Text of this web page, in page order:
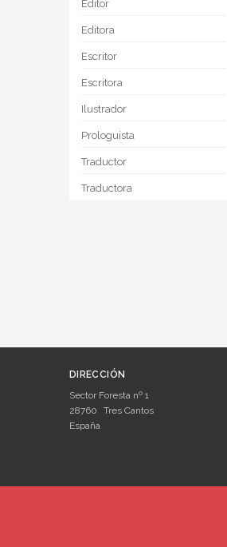
Editor
Editora
Escritor
Escritora
Ilustrador
Prologuista
Traductor
Traductora
DIRECCIÓN
Sector Foresta nº 1
28760
Tres Cantos
España